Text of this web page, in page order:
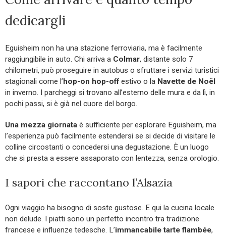
dedicargli
Eguisheim non ha una stazione ferroviaria, ma è facilmente
raggiungibile in auto. Chi arriva a Colmar, distante solo 7
chilometri, può proseguire in autobus o sfruttare i servizi turistici
stagionali come l’ hop-on hop-off estivo o la Navette de Noël
in inverno. I parcheggi si trovano all’esterno delle mura e da lì, in
pochi passi, si è già nel cuore del borgo.
Una mezza giornata è sufficiente per esplorare Eguisheim, ma
l’esperienza può facilmente estendersi se si decide di visitare le
colline circostanti o concedersi una degustazione. È un luogo
che si presta a essere assaporato con lentezza, senza orologio.
I sapori che raccontano l’Alsazia
Ogni viaggio ha bisogno di soste gustose. E qui la cucina locale
non delude. I piatti sono un perfetto incontro tra tradizione
francese e influenze tedesche. L’immancabile tarte flambée,